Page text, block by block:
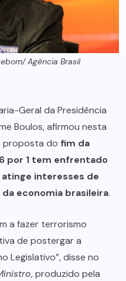
Agência Brasil
Geral da Presidência
Boulos, afirmou nesta
proposta do fim da
por 1 tem enfrentado
interesses de
economia brasileira.
a fazer terrorismo
de postergar a
Legislativo”, disse no
, produzido pela